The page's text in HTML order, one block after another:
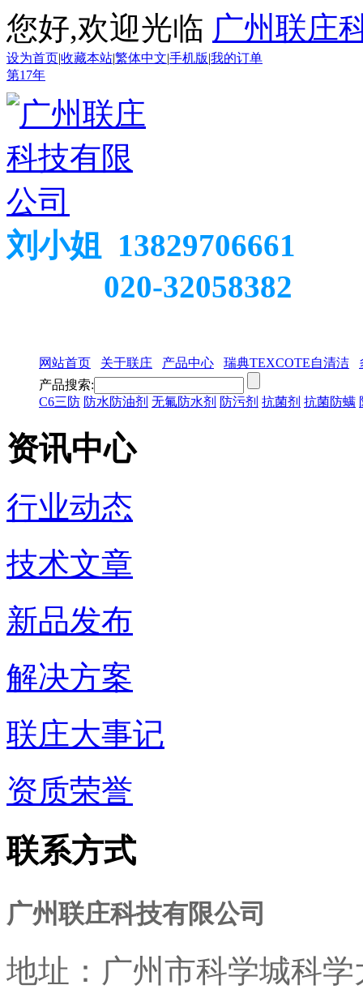
您好,欢迎光临 广州联庄
设为首页|收藏本站|繁体中文|手机版|我的订单
第17年
刘小姐 13829706661
020-32058382
网站首页 关于联庄 产品中心 瑞典TEXCOTE自清洁
产品搜索:
C6三防 防水防油剂 无氟防水剂 防污剂 抗菌剂 抗菌防螨
资讯中心
行业动态
技术文章
新品发布
解决方案
联庄大事记
资质荣誉
联系方式
广州联庄科技有限公司
地址： 广州市科学城科